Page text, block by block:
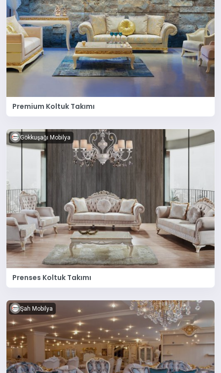
Premium Koltuk Takımı
Gökkuşağı Mobilya
Prenses Koltuk Takımı
Şah Mobilya